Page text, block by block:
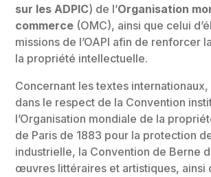
sur les ADPIC) de l’Organisation
commerce (OMC), ainsi que celui
missions de l’OAPI afin de renforcer
la propriété intellectuelle.
Concernant les textes internationaux,
dans le respect de la Convention
l’Organisation mondiale de la
de Paris de 1883 pour la protection
industrielle, la Convention de Berne
œuvres littéraires et artistiques, ainsi